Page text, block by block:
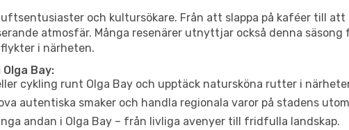
och kultursökare. Från att slappa på kaféer till
atmosfär. Många resenärer utnyttjar också denna
i närheten.
Bay:
cykling runt Olga Bay och upptäck natursköna rutter i
autentiska smaker och handla regionala varor på stadens
andan i Olga Bay – från livliga avenyer till fridfulla landskap.